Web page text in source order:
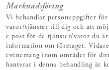
Marknadsföring
Vi behandlar personuppgifter
varor/tjänster till dig och att
e-post för de tjänster/varor du
information om företaget.
evenemang inom området för
hanterar i denna behandling är